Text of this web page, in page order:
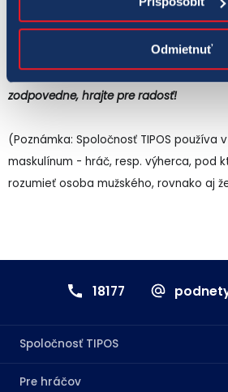
Odmietnuť
výška jackpotu pre 1. ťah je 500 000
1. poradí pre 2. ťah je 500 000 eur.
Číselné lotérie sú určené pre osoby od
zodpovedne, hrajte pre radosť!
(Poznámka: Spoločnosť TIPOS používa
maskulínum - hráč, resp. výherca, pod
rozumieť osoba mužského, rovnako aj
18177
Spoločnosť TIPOS
Pre hráčov